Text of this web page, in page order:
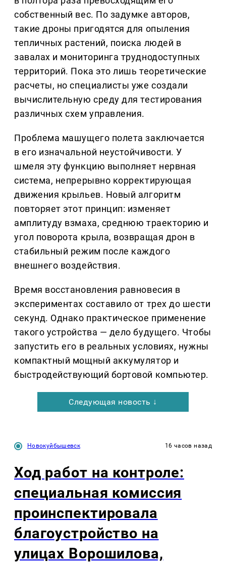
собственный вес. По задумке авторов,
такие дроны пригодятся для опыления
тепличных растений, поиска людей в
завалах и мониторинга труднодоступных
территорий. Пока это лишь теоретические
расчеты, но специалисты уже создали
вычислительную среду для тестирования
различных схем управления.
Проблема машущего полета заключается
в его изначальной неустойчивости. У
шмеля эту функцию выполняет нервная
система, непрерывно корректирующая
движения крыльев. Новый алгоритм
повторяет этот принцип: изменяет
амплитуду взмаха, среднюю траекторию и
угол поворота крыла, возвращая дрон в
стабильный режим после каждого
внешнего воздействия.
Время восстановления равновесия в
экспериментах составило от трех до шести
секунд. Однако практическое применение
такого устройства — дело будущего. Чтобы
запустить его в реальных условиях, нужны
компактный мощный аккумулятор и
быстродействующий бортовой компьютер.
Следующая новость ↓
Новокуйбышевск 16 часов назад
Ход работ на контроле:
специальная комиссия
проинспектировала
благоустройство на
улицах Ворошилова,